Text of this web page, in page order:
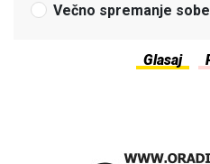
Večno spremanje sobe